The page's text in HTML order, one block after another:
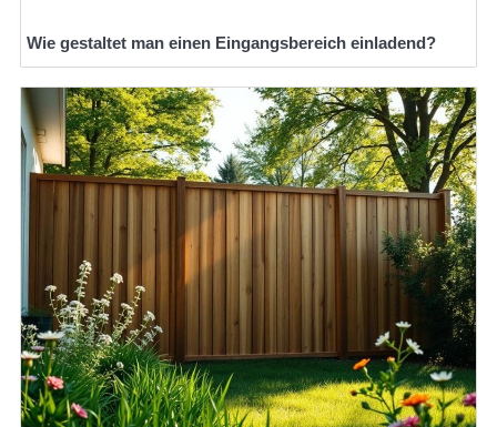
Wie gestaltet man einen Eingangsbereich einladend?